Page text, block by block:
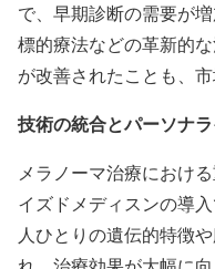
で、早期診断の需要が
標的療法などの革新的
が改善されたことも、
技術の統合とパーソナ
メラノーマ治療におけ
イズドメディスンの導
人ひとりの遺伝的特徴